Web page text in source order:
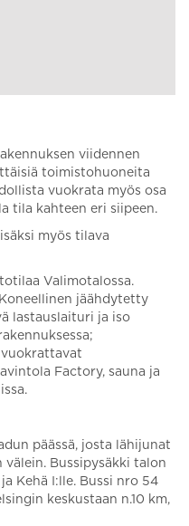
viidennen
toimistohuoneita
vuokrata myös osa
tila kahteen eri siipeen.
myös tilava
Valimotalossa.
jäähdytetty
lastauslaituri ja iso
Factory, sauna ja
päässä, josta lähijunat
Bussipysäkki talon
Kehä I:lle. Bussi nro 54
keskustaan n.10 km,